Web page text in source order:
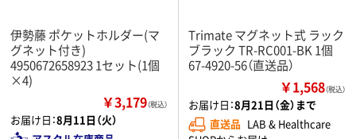
伊勢藤 ポケットホルダー(マ
グネット付き)
4950672658923 1セット(1個
×4)
￥3,179（税込）
お届け日：8月11日（火）
Trimate マグネット式 ラック
ブラック TR-RC001-BK 1個
67-4920-56（直送品）
￥1,568（税込）
お届け日：8月21日（金）まで
直送品 LAB & Healthcare